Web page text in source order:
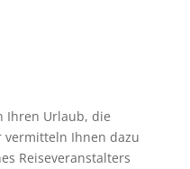
Ihren Urlaub, die
vermitteln Ihnen dazu
Reiseveranstalters